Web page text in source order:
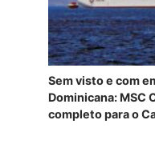
Sem visto e com
Dominicana: MSC
completo para o